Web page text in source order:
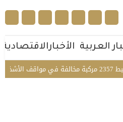
العربية الأخبارالاقتصادية